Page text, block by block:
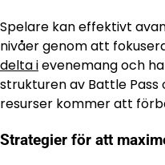
Spelare kan effektivt
nivåer genom att
delta ievenemang och
strukturen av Battle
resurser kommer att
Strategier för att